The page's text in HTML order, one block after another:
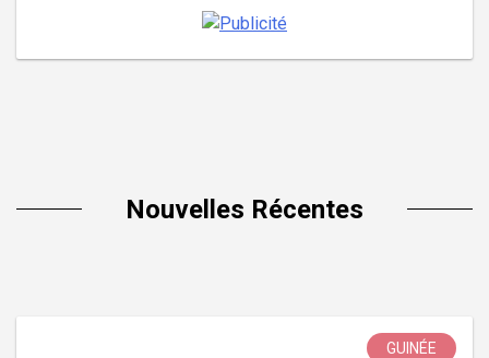
Nouvelles Récentes
GUINÉE